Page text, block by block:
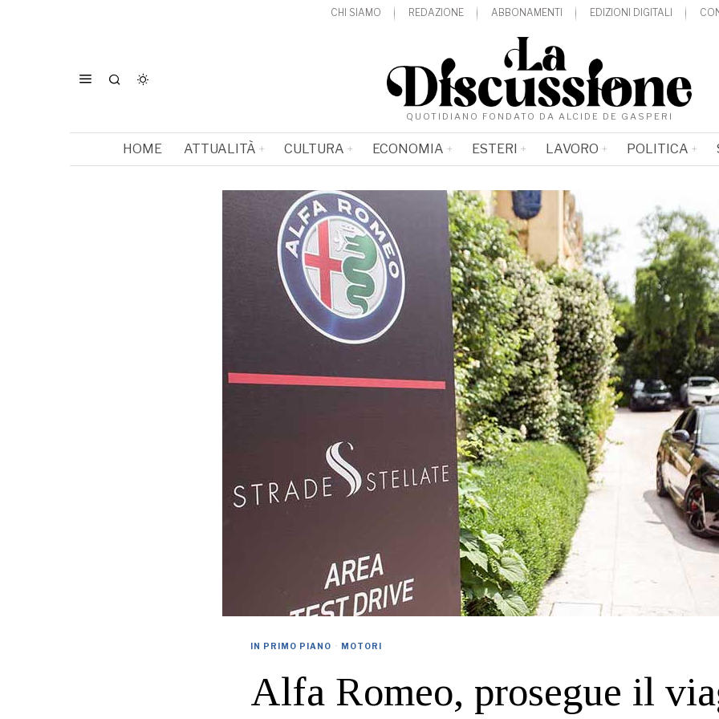
CHI SIAMO REDAZIONE ABBONAMENTI EDIZIONI DIGITALI
QUOTIDIANO FONDATO DA ALCIDE DE GASPERI
HOME ATTUALITÀ CULTURA ECONOMIA ESTERI LAVORO POLITICA
IN PRIMO PIANO · MOTORI
Alfa Romeo, prosegue il